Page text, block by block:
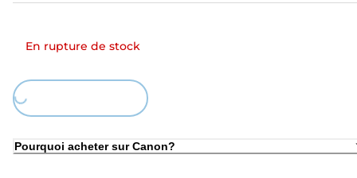
En rupture de stock
Pourquoi acheter sur Canon?